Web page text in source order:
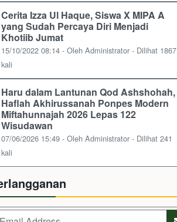
Cerita Izza Ul Haque, Siswa X MIPA A
yang Sudah Percaya Diri Menjadi
Khotiib Jumat
15/10/2022 08:14 - Oleh Administrator - Dilihat 1867
kali
Haru dalam Lantunan Qod Ashshohah,
Haflah Akhirussanah Ponpes Modern
Miftahunnajah 2026 Lepas 122
Wisudawan
07/06/2026 15:49 - Oleh Administrator - Dilihat 241
kali